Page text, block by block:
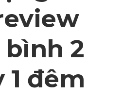
2
1 đêm